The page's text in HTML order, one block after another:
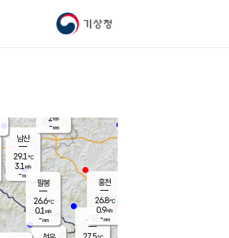
기상청
남산
29.1℃
3.1 m/s
-mm
팔봉
26.6℃
0.1 m/s
-mm
시동
홍천
26.8℃
0.9m/s
-mm
2m/s
-mm